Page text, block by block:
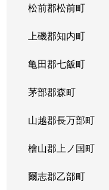
松前郡松前町
上磯郡知内町
亀田郡七飯町
茅部郡森町
山越郡長万部町
檜山郡上ノ国町
爾志郡乙部町